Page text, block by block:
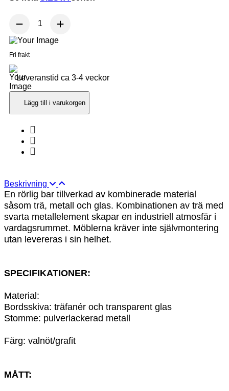
Fri frakt
Leveranstid ca 3-4 veckor
Lägg till i varukorgen
Beskrivning
En rörlig bar tillverkad av kombinerade material
såsom trä, metall och glas. Kombinationen av trä med
svarta metallelement skapar en industriell atmosfär i
vardagsrummet. Möblerna kräver inte självmontering
utan levereras i sin helhet.
SPECIFIKATIONER:
Material:
Bordsskiva: träfanér och transparent glas
Stomme: pulverlackerad metall
Färg: valnöt/grafit
MÅTT: